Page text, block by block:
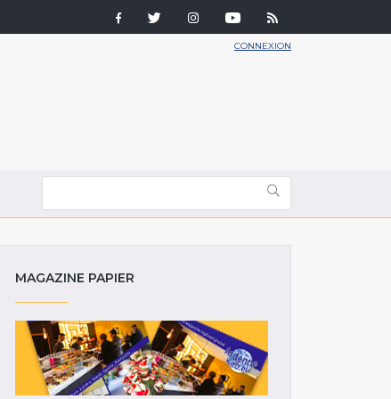
CONNEXION
MAGAZINE PAPIER